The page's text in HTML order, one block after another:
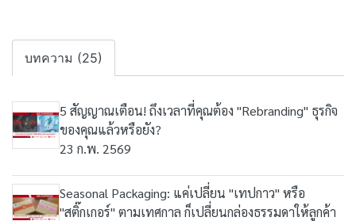
บทความ (25)
5 สัญญาณเตือน! ถึงเวลาที่คุณต้อง "Rebranding" ธุรกิจ
ของคุณแล้วหรือยัง?
23 ก.พ. 2569
Seasonal Packaging: แค่เปลี่ยน "เทปกาว" หรือ
"สติ๊กเกอร์" ตามเทศกาล ก็เปลี่ยนกล่องธรรมดาให้ลูกค้า